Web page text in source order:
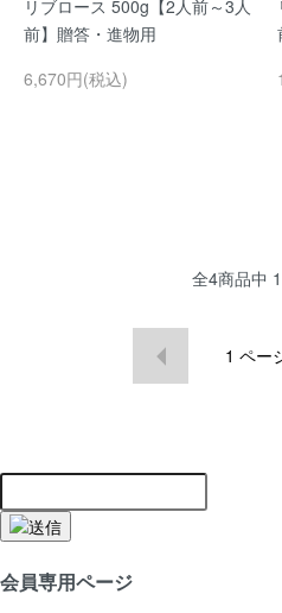
リブロース 500g【2人前～3人
前】贈答・進物用
6,670円(税込)
全4商品中
1 ペー
会員専用ページ